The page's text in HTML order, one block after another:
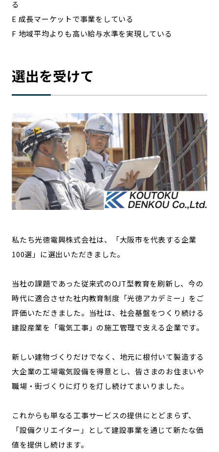
る
E 成長マーケットで事業をしている
F 地域平均よりも高い給与水準を実現している
選出を受けて
私たち光徳電興株式会社は、「大阪市を代表する企業
100選」に選出いただきました。
当社の課題であった従来式のOJT型教育を刷新し、今の
時代に適合させた社内教育制度「光徳アカデミー」をご
評価いただきました。当社は、社会基盤をつくり続ける
建設産業を「電気工事」の施工管理で支える企業です。
新しい建物づくりだけでなく、地元に根付いて製造する
大企業の工場電気設備を得意とし、皆さまのお住まいや
職場・街づくりに灯りを灯し続けてまいりました。
これからも単なる工事サービスの提供にとどまらず、
「設備クリエイター」として建設事業を通じて新たな価
値を提供し続けます。